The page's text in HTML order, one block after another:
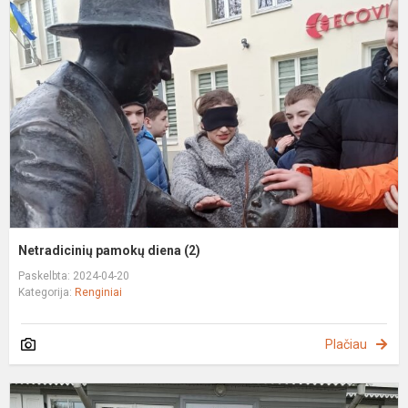
Netradicinių pamokų diena (2)
Paskelbta: 2024-04-20
Kategorija: Renginiai
Plačiau